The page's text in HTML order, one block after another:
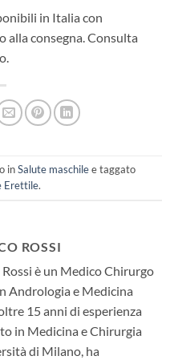
in Italia con
alla consegna. Consulta
inSalute maschilee taggato
Erettile.
ROSSI
è un Medico Chirurgo
Andrologia e Medicina
15 anni di esperienza
in Medicina e Chirurgia
di Milano, ha